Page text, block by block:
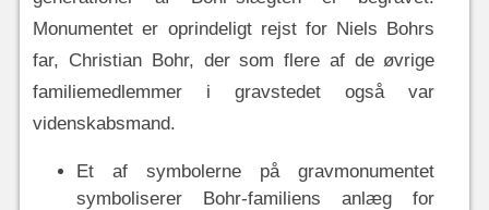
Monumentet er oprindeligt rejst for Niels Bohrs
far, Christian Bohr, der som flere af de øvrige
familiemedlemmer i gravstedet også var
videnskabsmand.
Et af symbolerne på gravmonumentet
symboliserer Bohr-familiens anlæg for